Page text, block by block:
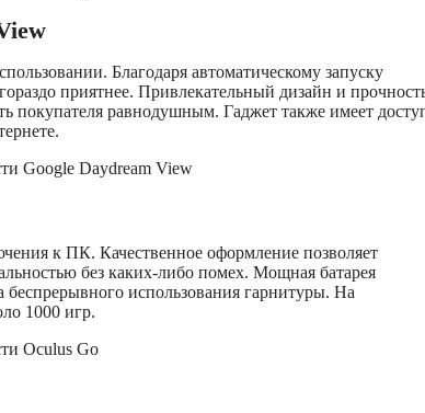
Благодаря автоматическому запуску
приятнее. Привлекательный дизайн и
покупателя равнодушным. Гаджет также имеет
к ПК. Качественное оформление позволяет
без каких-либо помех. Мощная батарея
беспрерывного использования гарнитуры. На
1000 игр.